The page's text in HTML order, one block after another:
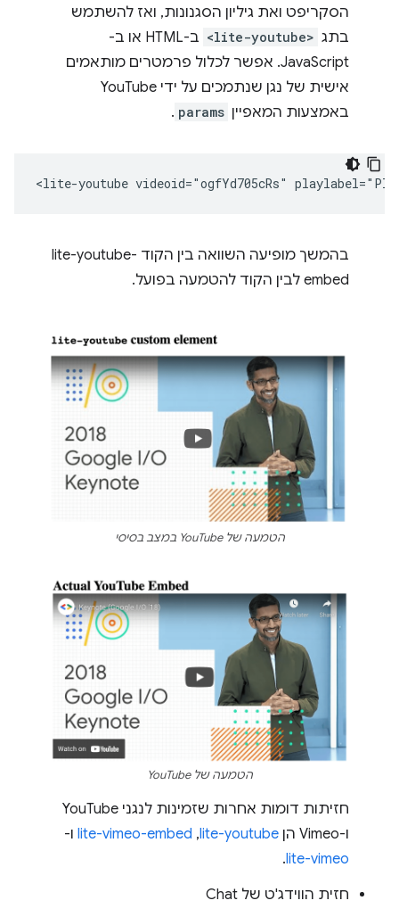
הסקריפט ואת גיליון הסגנונות, ואז להשתמש
בתג <lite-youtube>
ב-HTML או ב-
JavaScript. אפשר לכלול פרמטרים מותאמים
אישית של נגן שנתמכים על ידי YouTube
באמצעות המאפיין params
.
בהמשך מופיעה השוואה בין הקוד lite-youtube-
embed לבין הקוד להטמעה בפועל.
הטמעה של YouTube במצב בסיסי
הטמעה של YouTube
חזיתות דומות אחרות שזמינות לנגני YouTube
ו-Vimeo הן
lite-youtube
,‏
lite-vimeo-embed ו-
lite-vimeo
.
חזית הווידג'ט של Chat